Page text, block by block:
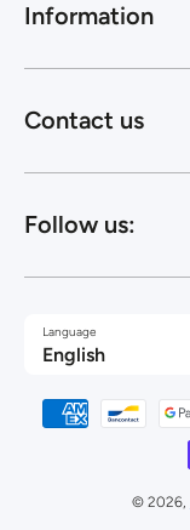
Information
Contact us
Follow us:
Language
English
© 2026,